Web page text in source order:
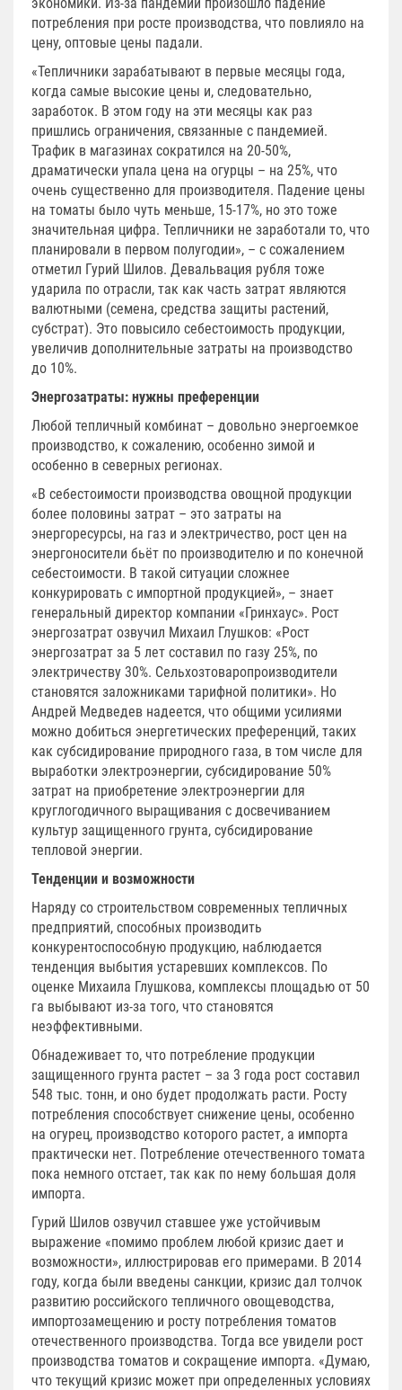
потребления при росте производства, что повлияло на
цену, оптовые цены падали.
«Тепличники зарабатывают в первые месяцы года,
когда самые высокие цены и, следовательно,
заработок. В этом году на эти месяцы как раз
пришлись ограничения, связанные с пандемией.
Трафик в магазинах сократился на 20-50%,
драматически упала цена на огурцы – на 25%, что
очень существенно для производителя. Падение цены
на томаты было чуть меньше, 15-17%, но это тоже
значительная цифра. Тепличники не заработали то, что
планировали в первом полугодии», – с сожалением
отметил Гурий Шилов. Девальвация рубля тоже
ударила по отрасли, так как часть затрат являются
валютными (семена, средства защиты растений,
субстрат). Это повысило себестоимость продукции,
увеличив дополнительные затраты на производство
до 10%.
Энергозатраты: нужны преференции
Любой тепличный комбинат – довольно энергоемкое
производство, к сожалению, особенно зимой и
особенно в северных регионах.
«В себестоимости производства овощной продукции
более половины затрат – это затраты на
энергоресурсы, на газ и электричество, рост цен на
энергоносители бьёт по производителю и по конечной
себестоимости. В такой ситуации сложнее
конкурировать с импортной продукцией», – знает
генеральный директор компании «Гринхаус». Рост
энергозатрат озвучил Михаил Глушков: «Рост
энергозатрат за 5 лет составил по газу 25%, по
электричеству 30%. Сельхозтоваропроизводители
становятся заложниками тарифной политики». Но
Андрей Медведев надеется, что общими усилиями
можно добиться энергетических преференций, таких
как субсидирование природного газа, в том числе для
выработки электроэнергии, субсидирование 50%
затрат на приобретение электроэнергии для
круглогодичного выращивания с досвечиванием
культур защищенного грунта, субсидирование
тепловой энергии.
Тенденции и возможности
Наряду со строительством современных тепличных
предприятий, способных производить
конкурентоспособную продукцию, наблюдается
тенденция выбытия устаревших комплексов. По
оценке Михаила Глушкова, комплексы площадью от 50
га выбывают из-за того, что становятся
неэффективными.
Обнадеживает то, что потребление продукции
защищенного грунта растет – за 3 года рост составил
548 тыс. тонн, и оно будет продолжать расти. Росту
потребления способствует снижение цены, особенно
на огурец, производство которого растет, а импорта
практически нет. Потребление отечественного томата
пока немного отстает, так как по нему большая доля
импорта.
Гурий Шилов озвучил ставшее уже устойчивым
выражение «помимо проблем любой кризис дает и
возможности», иллюстрировав его примерами. В 2014
году, когда были введены санкции, кризис дал толчок
развитию российского тепличного овощеводства,
импортозамещению и росту потребления томатов
отечественного производства. Тогда все увидели рост
производства томатов и сокращение импорта. «Думаю,
что текущий кризис может при определенных условиях